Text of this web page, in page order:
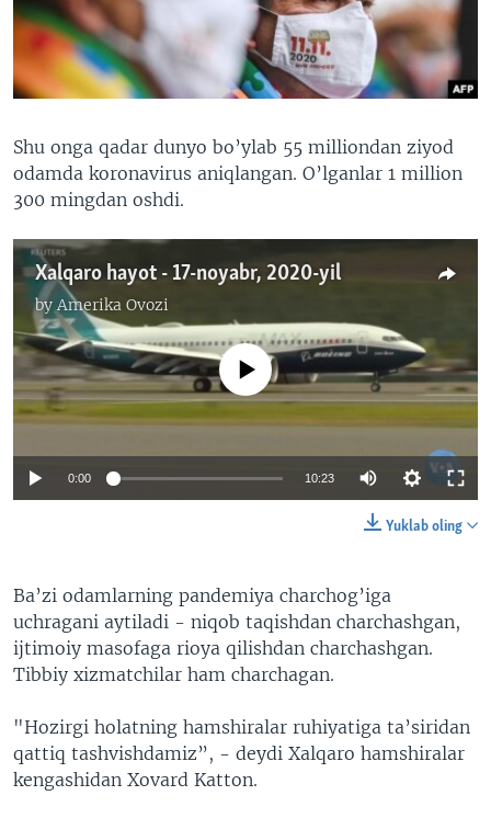
VIDEO
XABARLAR SURATLARDA
ODNOKLASSNIKI
TELEGRAM
TWITTER
SOUNDCLOUD
Shu onga qadar dunyo bo’ylab 55 milliondan ziyod
odamda koronavirus aniqlangan. O’lganlar 1 million
300 mingdan oshdi.
Xalqaro hayot - 17-noyabr, 2020-yil
by Amerika Ovozi
No media source currently available
0:00 10:23
Yuklab oling
Ba’zi odamlarning pandemiya charchog’iga
uchragani aytiladi - niqob taqishdan charchashgan,
ijtimoiy masofaga rioya qilishdan charchashgan.
Tibbiy xizmatchilar ham charchagan.
"Hozirgi holatning hamshiralar ruhiyatiga ta’siridan
qattiq tashvishdamiz”, - deydi Xalqaro hamshiralar
kengashidan Xovard Katton.